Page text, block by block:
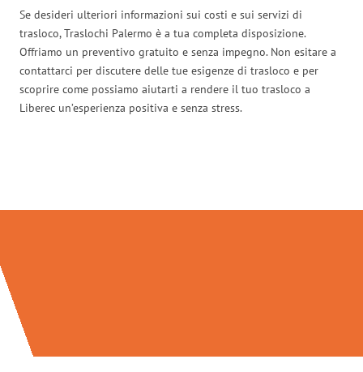
Se desideri ulteriori informazioni sui costi e sui servizi di
trasloco, Traslochi Palermo è a tua completa disposizione.
Offriamo un preventivo gratuito e senza impegno. Non esitare a
contattarci per discutere delle tue esigenze di trasloco e per
scoprire come possiamo aiutarti a rendere il tuo trasloco a
Liberec un’esperienza positiva e senza stress.